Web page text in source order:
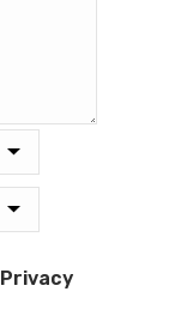
Privacy